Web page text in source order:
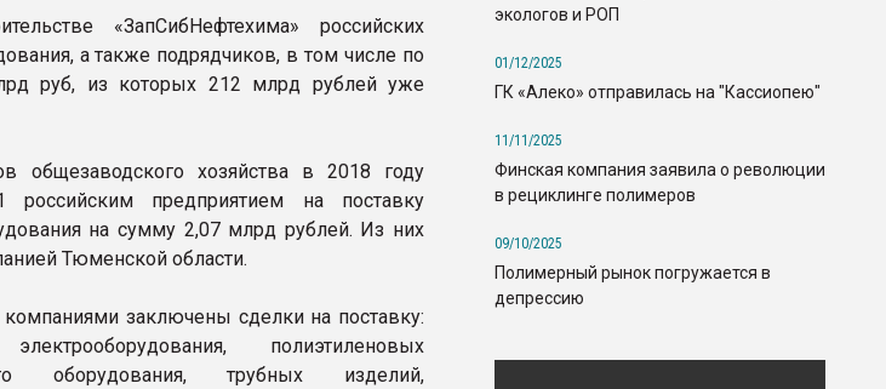
«ЗапСибНефтехима» российских
а также подрядчиков, в том числе по
руб, из которых 212 млрд рублей уже
общезаводского хозяйства в 2018 году
предприятием на поставку
на сумму 2,07 млрд рублей. Из них
Тюменской области.
заключены сделки на поставку:
полиэтиленовых
оборудования, трубных изделий,
экологов и РОП
01/12/2025
ГК «Алеко» отправилась на "Кассиопею"
11/11/2025
Финская компания заявила о революции
в рециклинге полимеров
09/10/2025
Полимерный рынок погружается в
депрессию